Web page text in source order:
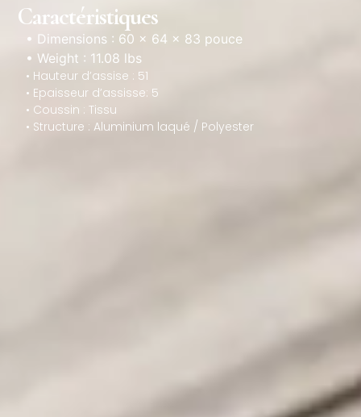
Caractéristiques
• Dimensions : 60 × 64 × 83 pouce
• Weight : 11.08 lbs
• Hauteur d’assise : 51
• Epaisseur d’assisse: 5
• Coussin : Tissu
• Structure : Aluminium laqué / Polyester